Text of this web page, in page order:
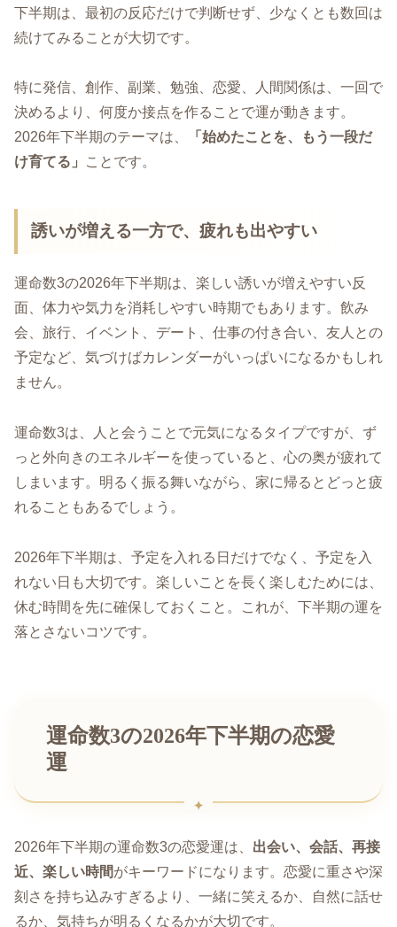
下半期は、最初の反応だけで判断せず、少なくとも数回は
続けてみることが大切です。
特に発信、創作、副業、勉強、恋愛、人間関係は、一回で
決めるより、何度か接点を作ることで運が動きます。
2026年下半期のテーマは、
「始めたことを、もう一段だ
け育てる」
ことです。
誘いが増える一方で、疲れも出やすい
運命数3の2026年下半期は、楽しい誘いが増えやすい反
面、体力や気力を消耗しやすい時期でもあります。飲み
会、旅行、イベント、デート、仕事の付き合い、友人との
予定など、気づけばカレンダーがいっぱいになるかもしれ
ません。
運命数3は、人と会うことで元気になるタイプですが、ず
っと外向きのエネルギーを使っていると、心の奥が疲れて
しまいます。明るく振る舞いながら、家に帰るとどっと疲
れることもあるでしょう。
2026年下半期は、予定を入れる日だけでなく、予定を入
れない日も大切です。楽しいことを長く楽しむためには、
休む時間を先に確保しておくこと。これが、下半期の運を
落とさないコツです。
運命数3の2026年下半期の恋愛
運
2026年下半期の運命数3の恋愛運は、 出会い、会話、再接
近、楽しい時間がキーワードになります。恋愛に重さや深
刻さを持ち込みすぎるより、一緒に笑えるか、自然に話せ
るか、気持ちが明るくなるかが大切です。